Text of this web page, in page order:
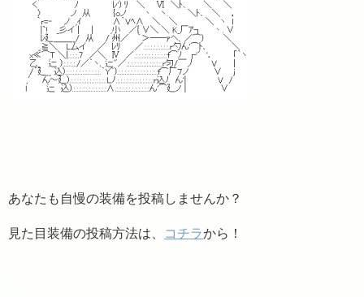
あなたも自慢の装備を投稿しませんか？
見た目装備の投稿方法は、 コチラから！